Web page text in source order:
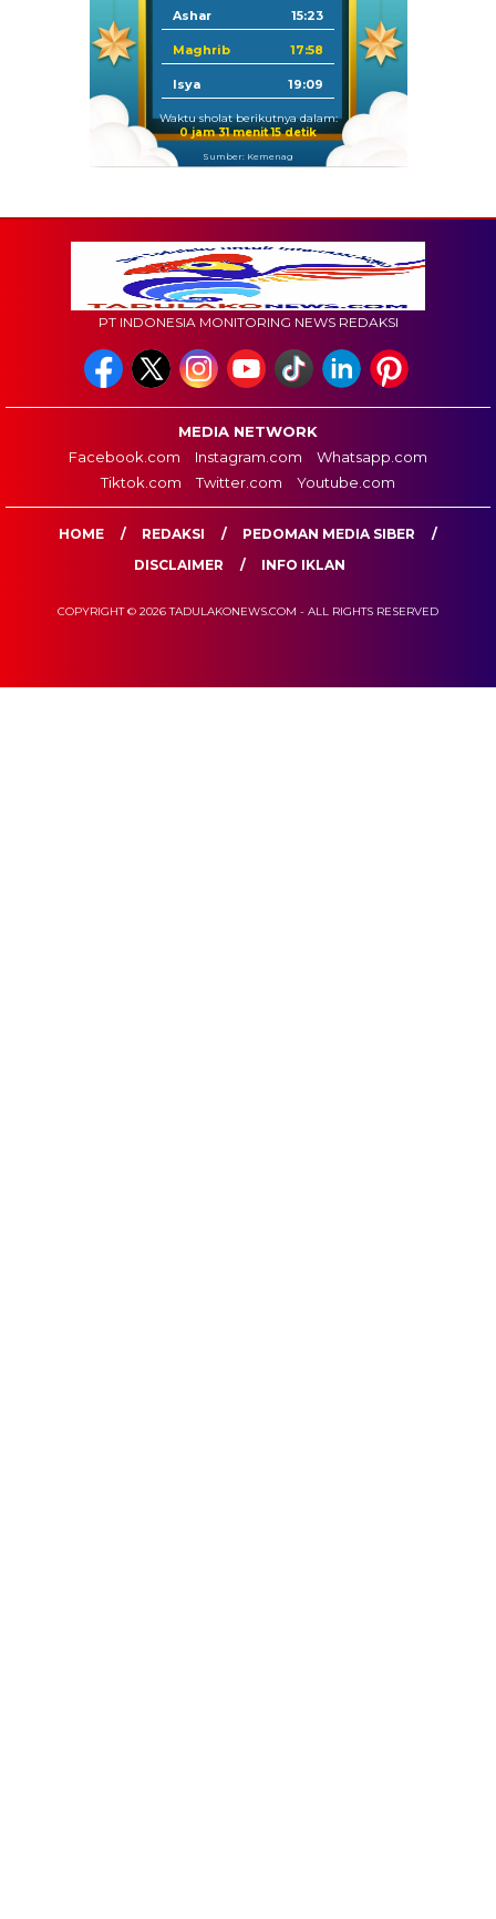
Ashar 15:23
Maghrib 17:58
Isya 19:09
Waktu sholat berikutnya dalam:
0 jam 31 menit 14 detik
Sumber: Kemenag
PT INDONESIA MONITORING NEWS REDAKSI
MEDIA NETWORK
Facebook.com
Instagram.com
Whatsapp.com
Tiktok.com
Twitter.com Youtube.com
HOME REDAKSI
PEDOMAN MEDIA SIBER
DISCLAIMER
INFO IKLAN
COPYRIGHT © 2026 TADULAKONEWS.COM - ALL RIGHTS RESERVED